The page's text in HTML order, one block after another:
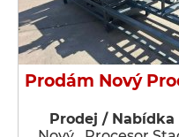
Prodám Nový
Prodej / Nabídka